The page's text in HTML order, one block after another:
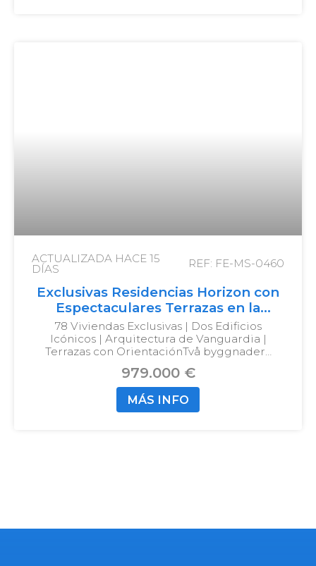
ACTUALIZADA HACE 15
DÍAS REF: FE-MS-0460
Exclusivas Residencias Horizon con
Espectaculares Terrazas en la
Prestigiosa Zona de Higuerón
78 Viviendas Exclusivas | Dos Edificios
Icónicos | Arquitectura de Vanguardia |
Terrazas con OrientaciónTvå byggnader…
979.000 €
MÁS INFO